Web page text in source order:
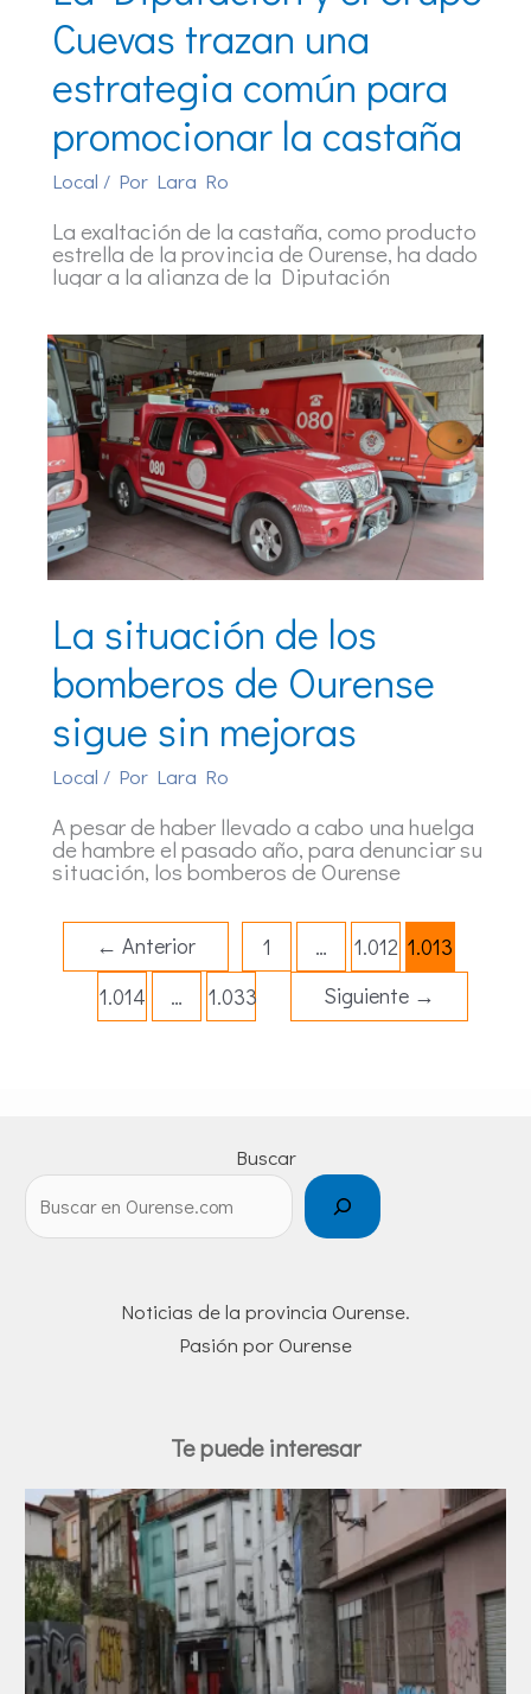
Cuevas trazan una
estrategia común para
promocionar la castaña
Local / Por Lara Ro
La exaltación de la castaña, como producto
estrella de la provincia de Ourense, ha dado
lugar a la alianza de la Diputación
La situación de los
bomberos de Ourense
sigue sin mejoras
Local / Por Lara Ro
A pesar de haber llevado a cabo una huelga
de hambre el pasado año, para denunciar su
situación, los bomberos de Ourense
← Anterior 1 … 1.012 1.013
1.014
… 1.033 Siguiente →
Buscar
Noticias de la provincia Ourense.
Pasión por Ourense
Te puede interesar